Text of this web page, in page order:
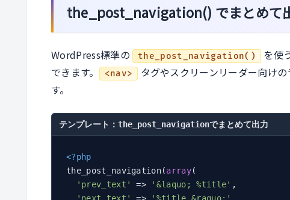
the_post_navigation() でまとめて
WordPress標準の the_post_navigation() を使
できます。
<nav>
タグやスクリーンリーダー向け
す。
テンプレート：the_post_navigationでまとめて出力
<?php
the_post_navigation(array(
'prev_text'
=> '&laquo; %title' ,